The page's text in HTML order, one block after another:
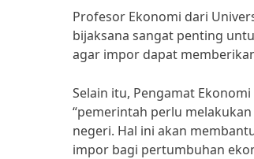
Profesor Ekonomi dari
bijaksana sangat penting
agar impor dapat
Selain itu, Pengamat
“pemerintah perlu
negeri. Hal ini akan
impor bagi pertumbuhan